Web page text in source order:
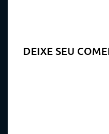
DEIXE SEU